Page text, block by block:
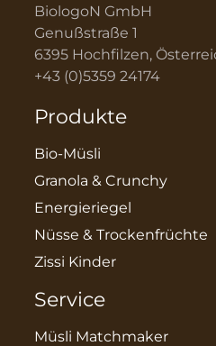
BiologoN GmbH
Genußstraße 1
6395 Hochfilzen,
+43 (0)5359 24174
Produkte
Bio-Müsli
Granola & Crunchy
Energieriegel
Nüsse & Trockenfrüchte
Zissi Kinder
Service
Müsli Matchmaker